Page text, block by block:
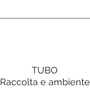
TUBO
Raccolta e ambiente